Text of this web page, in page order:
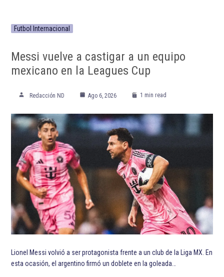
Futbol Internacional
Messi vuelve a castigar a un equipo
mexicano en la Leagues Cup
Redacción ND Ago 6, 2026 1 min read
Lionel Messi volvió a ser protagonista frente a un club de la Liga MX. En
esta ocasión, el argentino firmó un doblete en la goleada…